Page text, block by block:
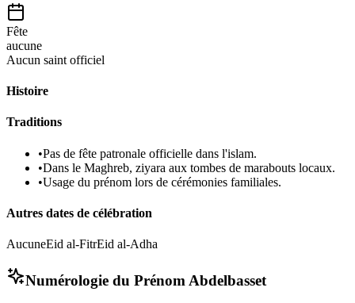
Fête
aucune
Aucun saint officiel
Histoire
Traditions
•Pas de fête patronale officielle dans l'islam.
•Dans le Maghreb, ziyara aux tombes de marabouts locaux.
•Usage du prénom lors de cérémonies familiales.
Autres dates de célébration
AucuneEid al-FitrEid al-Adha
Numérologie du Prénom Abdelbasset